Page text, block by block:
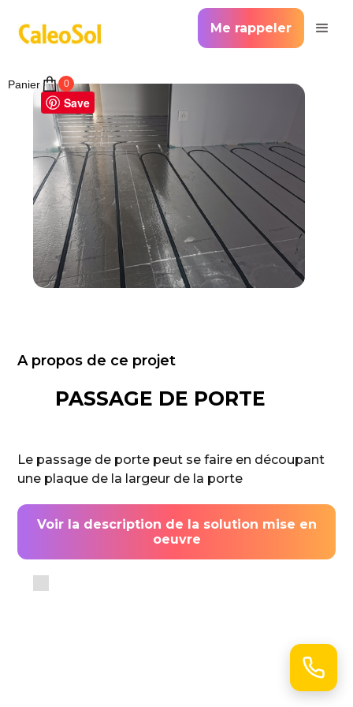
Me rappeler
Panier 0
A propos de ce projet
PASSAGE DE PORTE
Le passage de porte peut se faire en découpant
une plaque de la largeur de la porte
Voir la description de la solution mise en
oeuvre
Save